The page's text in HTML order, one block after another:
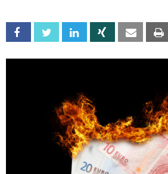
Facebook Twitter Linkedin Xing Email